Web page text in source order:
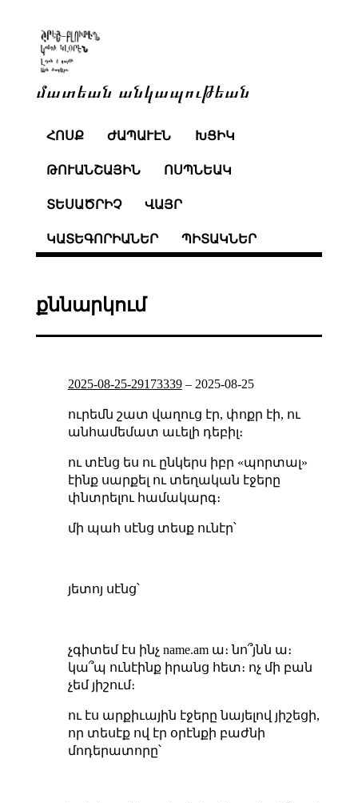
մատեան անկապութեան
ՀՈՍՔ ԺԱՊԱՒԷՆ ԽՑԻԿ
ԹՈՒԱՆՇԱՅԻՆ ՈՍՊՆԵԱԿ
ՏԵՍԱԾՐԻՉ ՎԱՅՐ
ԿԱՏԵԳՈՐԻԱՆԵՐ ՊԻՏԱԿՆԵՐ
քննարկում
2025-08-25-29173339– 2025-08-25
ուրեմն շատ վաղուց էր, փոքր էի, ու
անհամեմատ աւելի դեբիլ։
ու տէնց ես ու ընկերս իբր «պորտալ»
էինք սարքել ու տեղական էջերը
փնտրելու համակարգ։
մի պահ սէնց տեսք ունէր՝
յետոյ սէնց՝
չգիտեմ էս ինչ name.am ա։ նո՞յնն ա։
կա՞պ ունէինք իրանց հետ։ ոչ մի բան
չեմ յիշում։
ու էս արքիւային էջերը նայելով յիշեցի,
որ տեսէք ով էր օրէնքի բաժնի
մոդերատորը՝